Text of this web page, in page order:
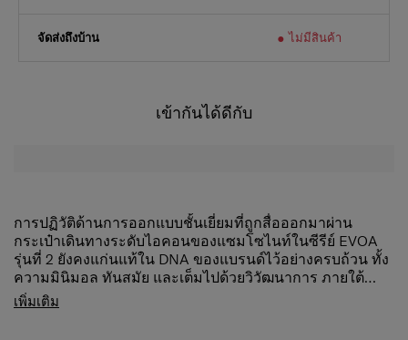
จัดส่งถึงบ้าน ไม่มีสินค้า
เข้ากันได้ดีกับ
การปฏิวัติด้านการออกแบบชั้นเยี่ยมที่ถูกสื่อออกมาผ่าน
กระเป๋าเดินทางระดับไอคอนของแซมโซไนท์ในซีรีย์ EVOA
รุ่นที่ 2 ยังคงแก่นแท้ใน DNA ของแบรนด์ไว้อย่างครบถ้วน ทั้ง
ความมินิมอล ทันสมัย และเต็มไปด้วยวิวัฒนาการ ภายใต้
ปรัชญาการออกแบบของแซมโซไนท์ เราขอแนะนำผิวสัมผัส
แบบใหม่และโลโก้อลูมิเนียมอันโดดเด่น กลมกลืนเข้ากันกับ
จุดเด่นของผลิตภัณฑ์
ดีไซน์หรูหราทันสมัยเพื่อนักเดินทางสายธุรกิจ พร้อม
เพิ่มเติม